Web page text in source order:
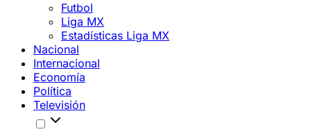
Futbol
Liga MX
Estadísticas Liga MX
Nacional
Internacional
Economía
Política
Televisión